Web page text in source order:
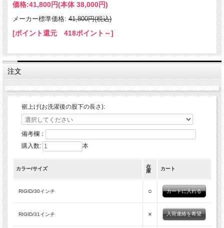
価格:41,800円(本体 38,000円)
メーカー標準価格: 41,800円(税込)
[ポイント還元 418ポイント～]
注文
裾上げ(お洗濯後の股下の長さ):
備考欄：
購入数:
本
カラー/サイズ
在
庫
カート
RIGID/30インチ ○
RIGID/31インチ × 入荷連絡を希望